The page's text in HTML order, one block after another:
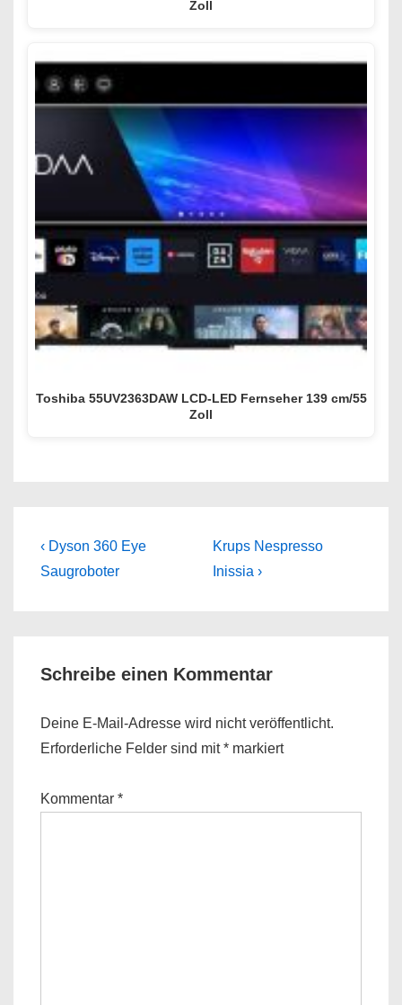
Zoll
Toshiba 55UV2363DAW LCD-LED Fernseher 139 cm/55
Zoll
Beitragsnavigation
Previous
Post
‹ Dyson 360 Eye
Saugroboter
Next
Post
Krups Nespresso
Inissia ›
Schreibe einen Kommentar
Deine E-Mail-Adresse wird nicht veröffentlicht.
Erforderliche Felder sind mit* markiert
Kommentar *